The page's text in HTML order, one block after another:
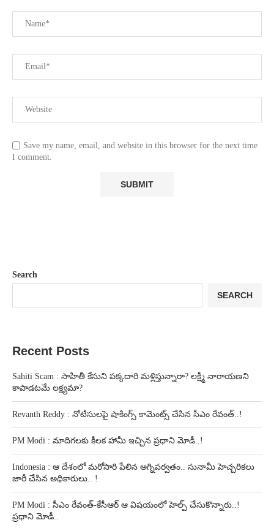
Save my name, email, and website in this browser for the next time
I comment.
Search
SEARCH
Recent Posts
Sahiti Scam : సాహితీ కేసుని పక్కదారి మళ్లిస్తున్నారా? లక్ష్మీ నారాయణని
కాపాడటమే లక్ష్యమా?
Revanth Reddy : నోటీసులపై షాకింగ్స్ కామెంట్స్ చేసిన సీఎం రేవంత్..!
PM Modi : మాదిగలకు కీలక హామీ ఇచ్చిన ప్రధాని మోడీ..!
Indonesia : ఆ దేశంలో మరోసారి పేలిన అగ్నిపర్వతం.. సునామీ హెచ్చరికలు
జారీ చేసిన అధికారులు.. !
PM Modi : సీఎం రేవంత్-కేసీఆర్ ఆ విషయంలో హెల్ప్ చేసుకొన్నారు..!
ప్రధాని మోడీ..